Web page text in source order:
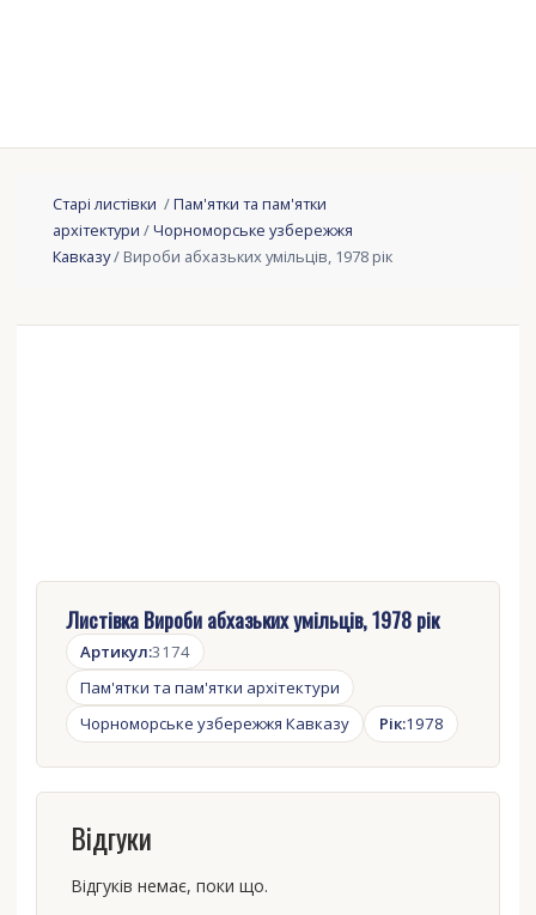
Старі листівки /Пам'ятки та пам'ятки
архітектури /Чорноморське узбережжя
Кавказу/ Вироби абхазьких умільців, 1978 рік
Листівка Вироби абхазьких умільців, 1978 рік
Артикул:3174
Пам'ятки та пам'ятки архітектури
Чорноморське узбережжя Кавказу
Рік:1978
Відгуки
Відгуків немає, поки що.